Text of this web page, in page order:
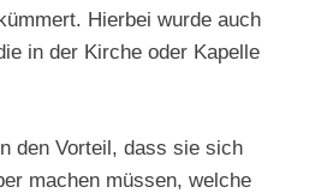
Hierbei wurde auch
in der Kirche oder Kapelle
den Vorteil, dass sie sich
machen müssen, welche